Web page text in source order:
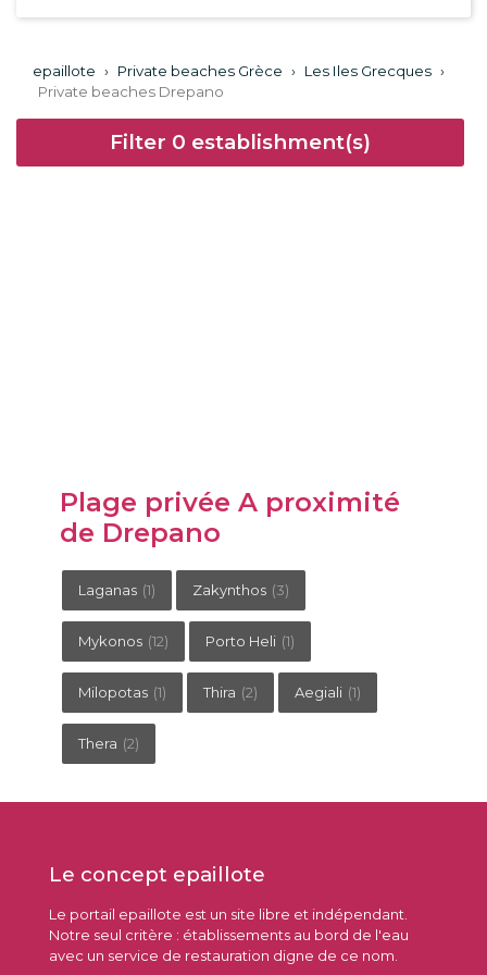
epaillote › Private beaches Grèce › Les Iles Grecques ›
Private beaches Drepano
Filter 0 establishment(s)
Plage privée A proximité
de Drepano
Laganas (1) Zakynthos (3)
Mykonos (12) Porto Heli (1)
Milopotas (1) Thira (2) Aegiali (1)
Thera (2)
Le concept epaillote
Le portail epaillote est un site libre et indépendant.
Notre seul critère : établissements au bord de l'eau
avec un service de restauration digne de ce nom.